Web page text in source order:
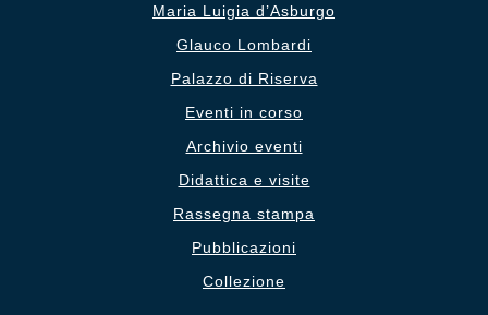
Maria Luigia d’Asburgo
Glauco Lombardi
Palazzo di Riserva
Eventi in corso
Archivio eventi
Didattica e visite
Rassegna stampa
Pubblicazioni
Collezione